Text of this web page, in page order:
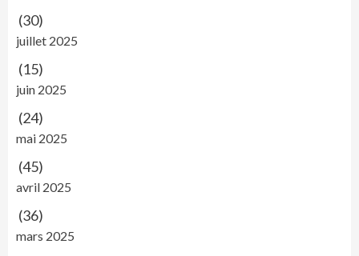
(30)
juillet 2025
(15)
juin 2025
(24)
mai 2025
(45)
avril 2025
(36)
mars 2025